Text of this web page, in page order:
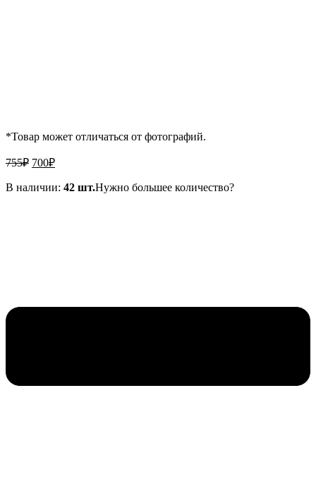
*Товар может отличаться от фотографий.
755₽ Первоначальная
составляла
700₽Текущая
700₽.
В наличии: 42 шт.Нужно большее количество?